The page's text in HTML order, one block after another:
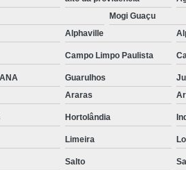
Mogi Guaçu
Alphaville
Campo Limpo Paulista
Guarulhos
Araras
Hortolândia
Limeira
Salto